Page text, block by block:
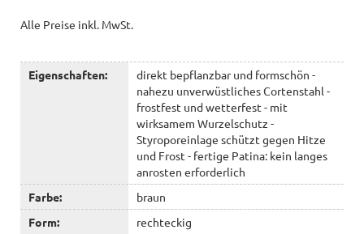
Alle Preise inkl. MwSt.
Eigenschaften:
direkt bepflanzbar und formschön -
nahezu unverwüstliches Cortenstahl -
frostfest und wetterfest - mit
wirksamem Wurzelschutz -
Styroporeinlage schützt gegen Hitze
und Frost - fertige Patina: kein langes
anrosten erforderlich
Farbe:
braun
Form:
rechteckig